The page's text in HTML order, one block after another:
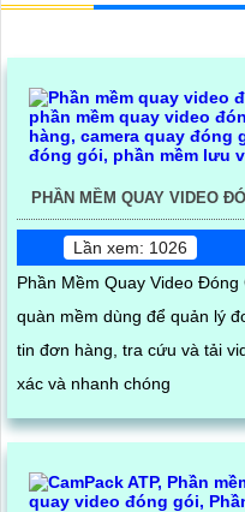
PHẦN MỀM QUAY VIDEO
Lần xem: 1026
Phần Mềm Quay Video Đóng
quàn mềm dùng để quản lý
tin đơn hàng, tra cứu và tải
xác và nhanh chóng